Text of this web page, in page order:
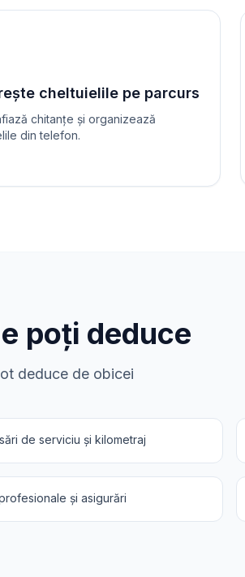
cheltuielile pe parcurs
chitanțe și organizează
din telefon.
poți deduce
deduce de obicei
de serviciu și kilometraj
și asigurări